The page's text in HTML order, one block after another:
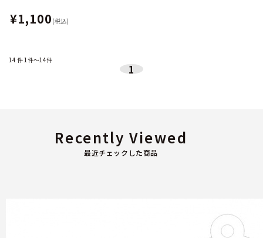
¥1,100 (税込)
14 件1件～14件
1
最近チェックした商品
Recently Viewed